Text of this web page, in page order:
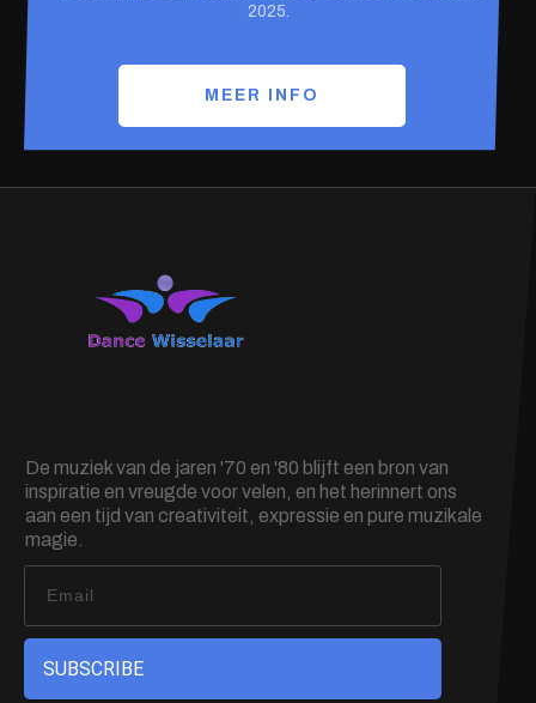
2025.
MEER INFO
De muziek van de jaren '70 en '80 blijft een bron van
inspiratie en vreugde voor velen, en het herinnert ons
aan een tijd van creativiteit, expressie en pure muzikale
magie.
SUBSCRIBE